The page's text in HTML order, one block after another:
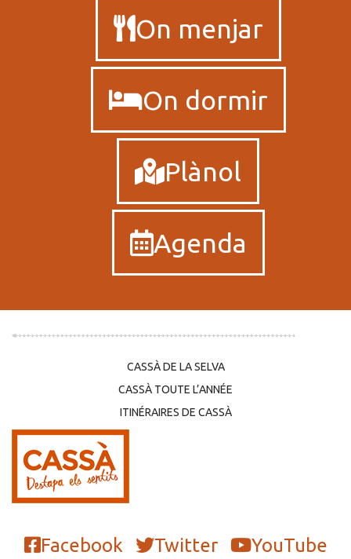
On menjar
On dormir
Plànol
Agenda
CASSÀ DE LA SELVA
CASSÀ TOUTE L’ANNÉE
ITINÉRAIRES DE CASSÀ
Facebook Twitter YouTube